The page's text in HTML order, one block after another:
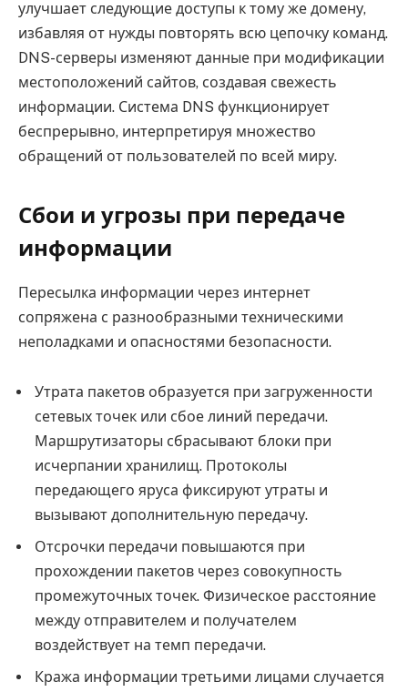
улучшает следующие доступы к тому же домену,
избавляя от нужды повторять всю цепочку команд.
DNS-серверы изменяют данные при модификации
местоположений сайтов, создавая свежесть
информации. Система DNS функционирует
беспрерывно, интерпретируя множество
обращений от пользователей по всей миру.
Сбои и угрозы при передаче
информации
Пересылка информации через интернет
сопряжена с разнообразными техническими
неполадками и опасностями безопасности.
Утрата пакетов образуется при загруженности
сетевых точек или сбое линий передачи.
Маршрутизаторы сбрасывают блоки при
исчерпании хранилищ. Протоколы
передающего яруса фиксируют утраты и
вызывают дополнительную передачу.
Отсрочки передачи повышаются при
прохождении пакетов через совокупность
промежуточных точек. Физическое расстояние
между отправителем и получателем
воздействует на темп передачи.
Кража информации третьими лицами случается